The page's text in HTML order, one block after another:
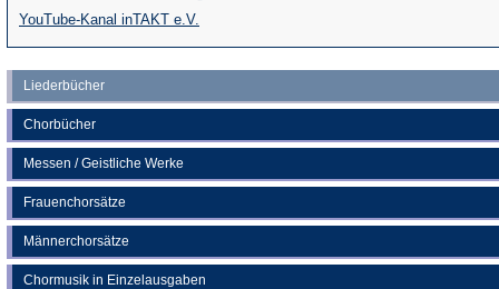
Liederbücher
Chorbücher
Messen / Geistliche Werke
Frauenchorsätze
Männerchorsätze
Chormusik in Einzelausgaben
einem
neuen
Tab)
YouTube-Kanal inTAKT e.V.
in
einem
neuen